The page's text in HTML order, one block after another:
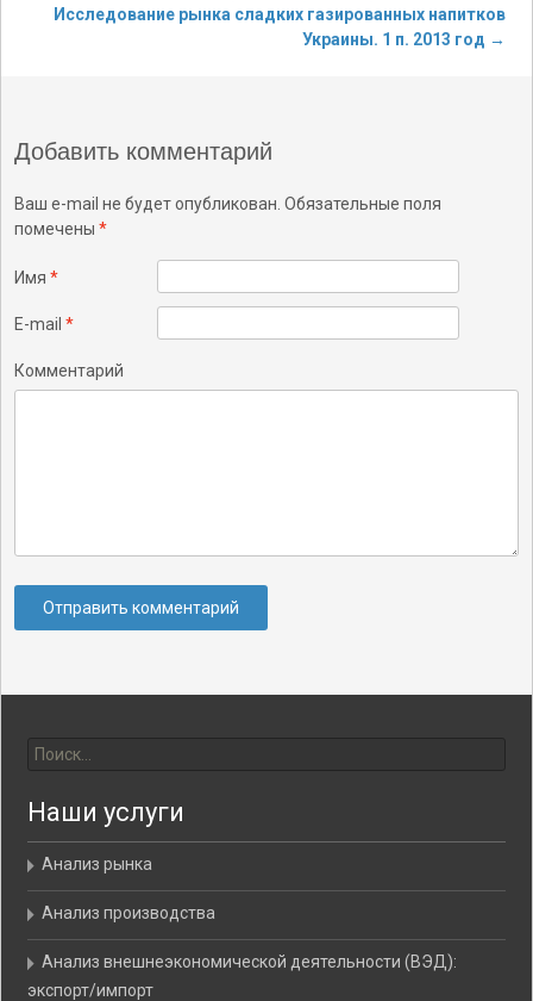
Post navigation
Исследование рынка сладких газированных напитков
Украины. 1 п. 2013 год →
Добавить комментарий
Ваш e-mail не будет опубликован. Обязательные поля
помечены*
Имя*
E-mail*
Комментарий
Наши услуги
Анализ рынка
Анализ производства
Анализ внешнеэкономической деятельности (ВЭД):
экспорт/импорт